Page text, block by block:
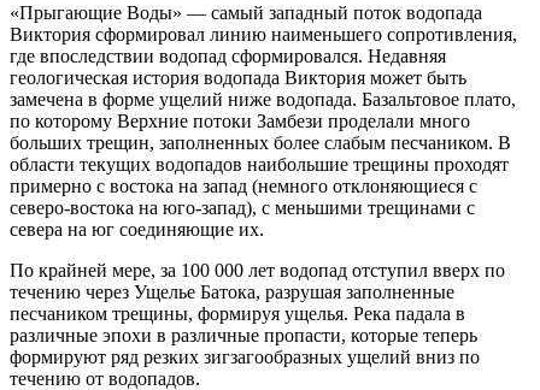
«Прыгающие Воды» — самый западный поток водопада
Виктория сформировал линию наименьшего сопротивления,
где впоследствии водопад сформировался. Недавняя
геологическая история водопада Виктория может быть
замечена в форме ущелий ниже водопада. Базальтовое плато,
по которому Верхние потоки Замбези проделали много
больших трещин, заполненных более слабым песчаником. В
области текущих водопадов наибольшие трещины проходят
примерно с востока на запад (немного отклоняющиеся с
северо-востока на юго-запад), с меньшими трещинами с
севера на юг соединяющие их.
По крайней мере, за 100 000 лет водопад отступил вверх по
течению через Ущелье Батока, разрушая заполненные
песчаником трещины, формируя ущелья. Река падала в
различные эпохи в различные пропасти, которые теперь
формируют ряд резких зигзагообразных ущелий вниз по
течению от водопадов.